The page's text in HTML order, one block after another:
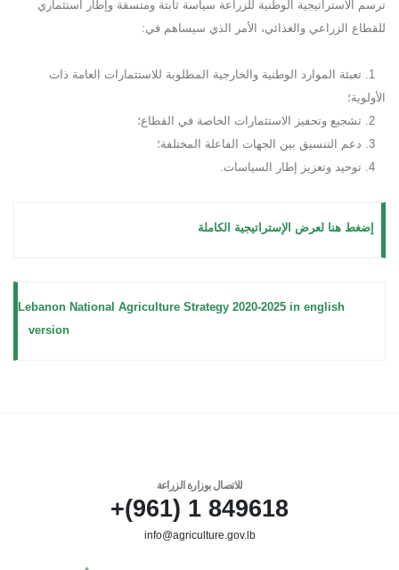
ترسم الاستراتيجية الوطنية للزراعة سياسة ثابتة ومتسقة وإطار استثماري
للقطاع الزراعي والغذائي، الأمر الذي سيساهم في:
1. تعبئة الموارد الوطنية والخارجية المطلوبة للاستثمارات العامة ذات
الأولوية؛
إضغط هنا لعرض الإستراتيجية الكاملة
Lebanon National Agriculture Strategy 2020-2025 in english
version
للاتصال بوزارة الزراعة
849618 1 (961)+
info@agriculture.gov.lb